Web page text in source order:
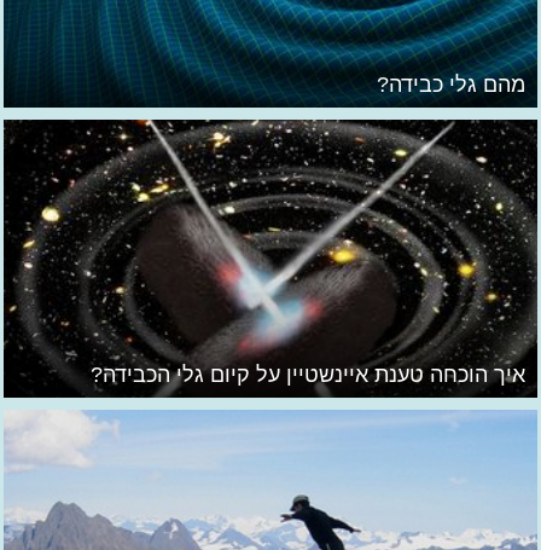
מהם גלי כבידה?
איך הוכחה טענת איינשטיין על קיום גלי הכבידה?